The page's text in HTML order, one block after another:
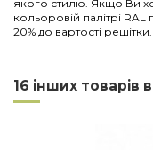
якого стилю. Якщо Ви
кольоровій палітрі
20% до вартості решітки.
Ширина
16 інших товарів